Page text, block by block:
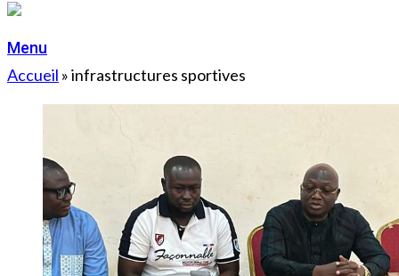
Menu
Accueil »infrastructures sportives